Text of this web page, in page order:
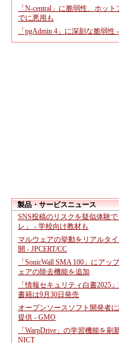
「N-central」に脆弱性、ホッ
でに悪用も
「pgAdmin 4」に深刻な脆弱性
製品・サービスニュース
SNS投稿のリスクを疑似体験
レ」 - 学校向け教材も
マルウェアの挙動をリアルタ
開 - JPCERT/CC
「SonicWall SMA 100」にアッ
ェアの除去機能を追加
「情報セキュリティ白書2025
書籍は9月30日発売
オープンソースソフト開発者
提供 - GMO
「WarpDrive」の学習機能を刷
NICT